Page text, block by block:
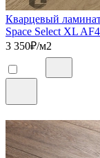
Кварцевый
Space Select XL
3 350₽/м2